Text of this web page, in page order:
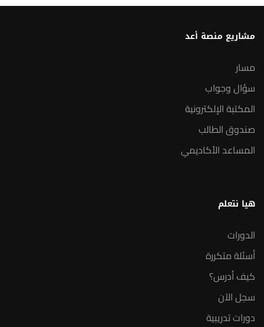
مشاريع منصة أعد
مسار
سؤال وجواب
المكتبة الإلكترونية
صندوق الطالب
المساعد الأكاديمي
هيا نتعلم
الدورات
أسئلة متكررة
كيف أدرس؟
سجل الآن
دورات تدريبية